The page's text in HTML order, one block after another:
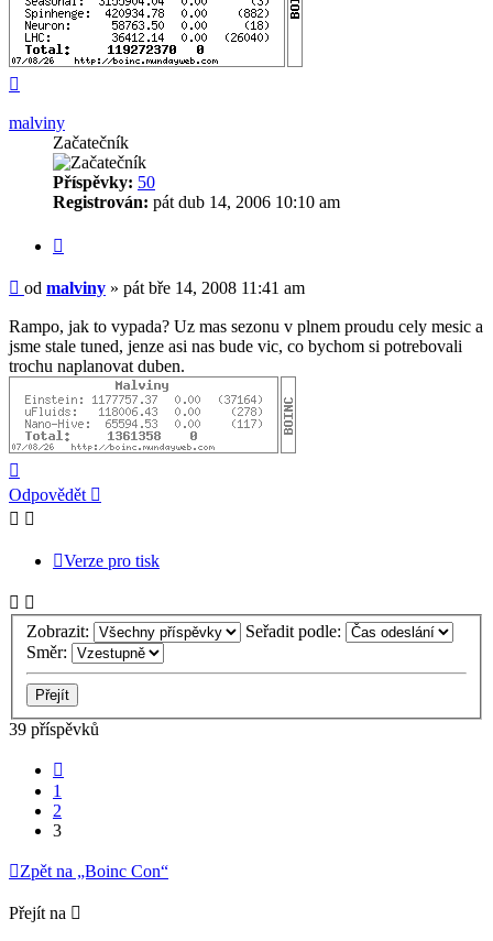
malviny
Začatečník
Příspěvky: 50
Registrován: pát dub 14, 2006 10:10 am
Příspěvek
od malviny » pát bře 14, 2008 11:41 am
Rampo, jak to vypada? Uz mas sezonu v plnem proudu cely mesic a
jsme stale tuned, jenze asi nas bude vic, co bychom si potrebovali
trochu naplanovat duben.
Odpovědět
Verze pro tisk
Zobrazit:
Seřadit podle:
Směr:
39 příspěvků
1
2
3
Zpět na „Boinc Con“
Přejít na